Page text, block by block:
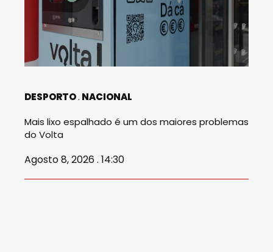
DESPORTO NACIONAL
Mais lixo espalhado é um dos maiores problemas
do Volta
Agosto 8, 2026 . 14:30